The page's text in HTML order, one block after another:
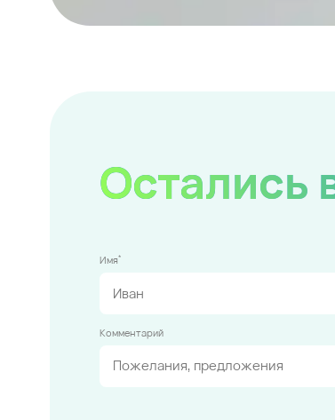
Остались
Имя*
Комментарий